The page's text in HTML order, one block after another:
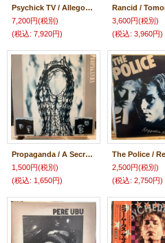
Psychick TV / Allegory And Self
7,200円(税別)
(税込: 7,920円)
3,600円(税別)
(税込: 3,960円)
Propaganda / A Secret Wish
1,500円(税別)
(税込: 1,650円)
2,500円(税別)
(税込: 2,750円)